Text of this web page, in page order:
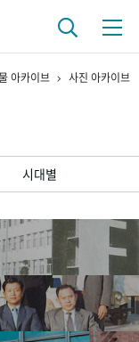
영상 기록물
아카이브 사진 아카이브
시대별